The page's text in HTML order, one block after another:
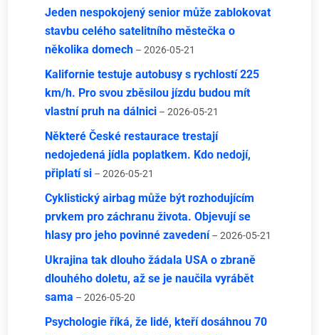
Jeden nespokojený senior může zablokovat
stavbu celého satelitního městečka o
několika domech – 2026-05-21
Kalifornie testuje autobusy s rychlostí 225
km/h. Pro svou zběsilou jízdu budou mít
vlastní pruh na dálnici – 2026-05-21
Některé České restaurace trestají
nedojedená jídla poplatkem. Kdo nedojí,
připlatí si – 2026-05-21
Cyklistický airbag může být rozhodujícím
prvkem pro záchranu života. Objevují se
hlasy pro jeho povinné zavedení – 2026-05-21
Ukrajina tak dlouho žádala USA o zbraně
dlouhého doletu, až se je naučila vyrábět
sama – 2026-05-20
Psychologie říká, že lidé, kteří dosáhnou 70